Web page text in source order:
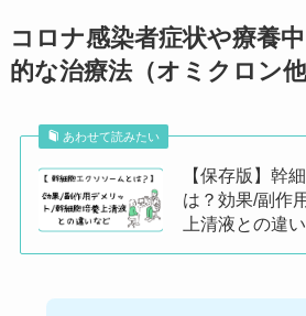
コロナ感染者症状や療養
的な治療法（オミクロン他
あわせて読みたい
【保存版】幹
は？効果/副作
上清液との違